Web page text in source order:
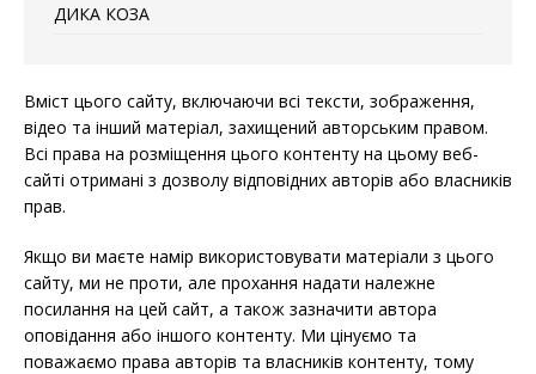
ДИКА КОЗА
Вміст цього сайту, включаючи всі тексти, зображення,
відео та інший матеріал, захищений авторським правом.
Всі права на розміщення цього контенту на цьому веб-
сайті отримані з дозволу відповідних авторів або власників
прав.
Якщо ви маєте намір використовувати матеріали з цього
сайту, ми не проти, але прохання надати належне
посилання на цей сайт, а також зазначити автора
оповідання або іншого контенту. Ми цінуємо та
поважаємо права авторів та власників контенту, тому